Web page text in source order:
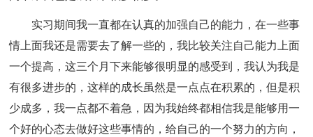
实习期间我一直都在认真的加强自己的能力，在一些事
情上面我还是需要去了解一些的，我比较关注自己能力上面
一个提高，这三个月下来能够很明显的感受到，我认为我是
有很多进步的，这样的成长虽然是一点点在积累的，但是积
少成多，我一点都不着急，因为我始终都相信我是能够用一
个好的心态去做好这些事情的，给自己的一个努力的方向，